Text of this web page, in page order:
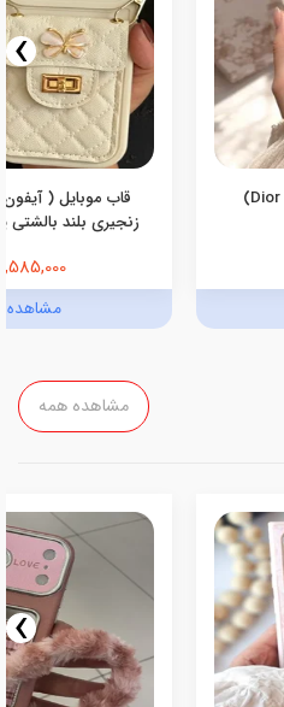
قاب گوشی باغ دیور (Dior Garden)
قاب موبایل (
زنجیری بلند بالشتی
1,585,000 تومان
مشاهده
›
مشاهده همه
›